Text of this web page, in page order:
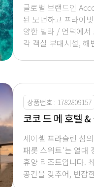
글로벌 브랜드인
된 모던하고 프라이
양한 빌라 / 언덕에
각 객실 부대시설, 해
상품번호 : 1782809157
코코 드 메 호텔
세이셸 프라슬린 섬
패롯 스위트'는 열대
휴양 리조트입니다.
공간을 갖추어, 번잡